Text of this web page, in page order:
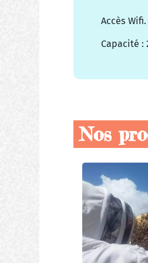
Accès Wifi.
Capacité :
Nos
Nos
locaux